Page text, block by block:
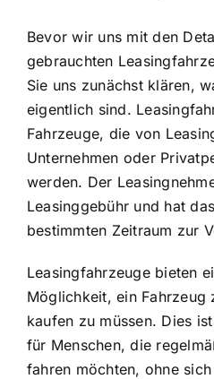
Bevor wir uns mit den
gebrauchten
Sie uns zunächst klären,
eigentlich sind.
Fahrzeuge, die von
Unternehmen oder
werden. Der
Leasinggebühr und hat
bestimmten Zeitraum zur
Leasingfahrzeuge bieten
Möglichkeit, ein Fahrzeug
kaufen zu müssen. Dies
für Menschen, die
fahren möchten, ohne